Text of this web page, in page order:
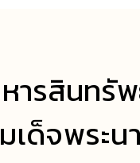
ารสินทรั
เด็จพระ